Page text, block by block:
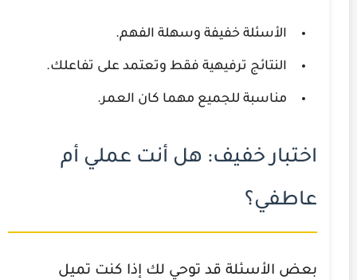
الأسئلة خفيفة وسهلة الفهم.
النتائج ترفيهية فقط وتعتمد على تفاعلك.
مناسبة للجميع مهما كان العمر.
اختبار خفيف: هل أنت عملي أم
عاطفي؟
بعض الأسئلة قد توحي لك إذا كنت تميل